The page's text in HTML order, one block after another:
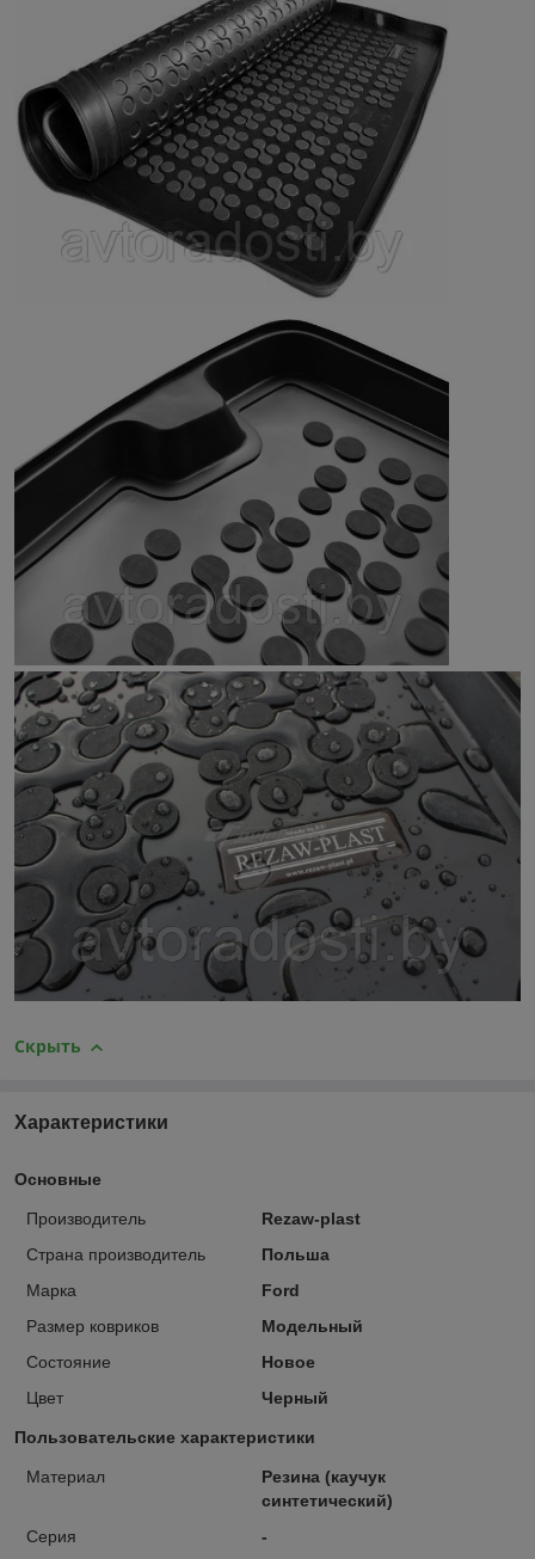
Скрыть
Характеристики
Основные
Производитель
Rezaw-plast
Страна производитель
Польша
Марка
Ford
Размер ковриков
Модельный
Состояние
Новое
Цвет
Черный
Пользовательские характеристики
Материал
Резина (каучук
синтетический)
Серия
-